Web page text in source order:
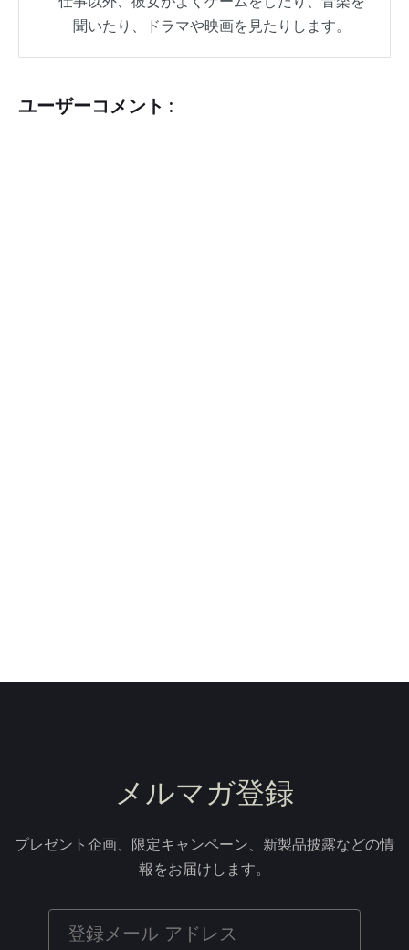
聞いたり、ドラマや映画を見たりします。
ユーザーコメント :
メルマガ登録
プレゼント企画、限定キャンペーン、新製品披露などの情
報をお届けします。